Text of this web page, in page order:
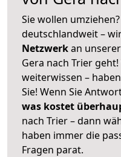
Sie wollen
deutschlandweit –
Netzwerkan
Gera nach Trier
weiterwissen –
Sie! Wenn Sie
was kostet
nach Trier – dann
haben immer die
Fragen parat.